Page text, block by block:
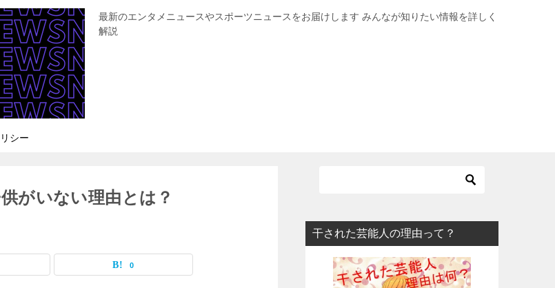
最新のエンタメニュースやスポーツニュースをお届けします みんなが知りたい情報を詳しく
解説
シー
がいない理由とは？
0
干された芸能人の理由って？